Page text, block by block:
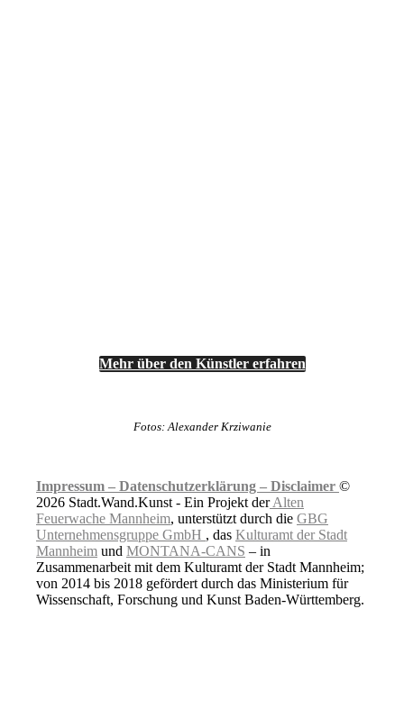
Mehr über den Künstler erfahren
Fotos: Alexander Krziwanie
Impressum – Datenschutzerklärung – Disclaimer ©
2026 Stadt.Wand.Kunst - Ein Projekt derAlten
Feuerwache Mannheim, unterstützt durch die GBG
Unternehmensgruppe GmbH , das Kulturamt der Stadt
Mannheim und MONTANA-CANS – in
Zusammenarbeit mit dem Kulturamt der Stadt Mannheim;
von 2014 bis 2018 gefördert durch das Ministerium für
Wissenschaft, Forschung und Kunst Baden-Württemberg.